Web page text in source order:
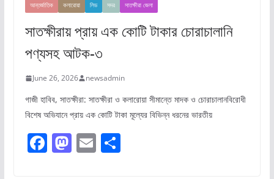
আন্তর্জাতিক কলারোয়া লিড সদর সাতক্ষীরা জেলা
সাতক্ষীরায় প্রায় এক কোটি টাকার চোরাচালানি
পণ্যসহ আটক-৩
June 26, 2026 newsadmin
গাজী হাবিব, সাতক্ষীরা: সাতক্ষীরা ও কলারোয়া সীমান্তে মাদক ও চোরাচালানবিরোধী
বিশেষ অভিযানে প্রায় এক কোটি টাকা মূল্যের বিভিন্ন ধরনের ভারতীয়
F M E S